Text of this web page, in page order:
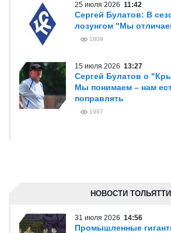
25 июля 2026 11:42
Сергей Булатов: В
лозунгом "Мы
1809
15 июля 2026 13:27
Сергей Булатов о
Мы понимаем – нам
поправлять
1997
НОВОСТИ ТОЛЬЯТТИ
31 июля 2026 14:56
Промышленные